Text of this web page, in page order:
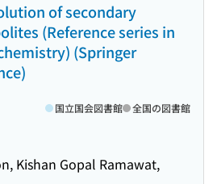
of secondary
(Reference series in
(Springer
Kishan Gopal Ramawat,
国立国会図書館 全国の図書館